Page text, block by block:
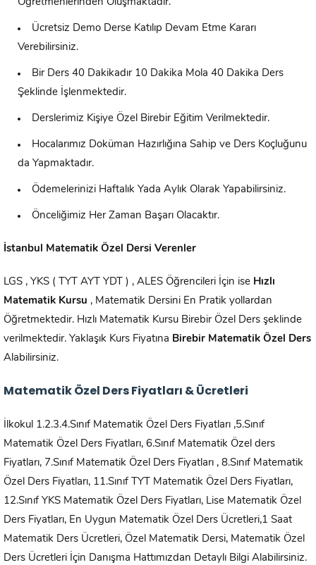
Öğretmenlerinden Oluşmaktadır.
Ücretsiz Demo Derse Katılıp Devam Etme Kararı
Verebilirsiniz.
Bir Ders 40 Dakikadır 10 Dakika Mola 40 Dakika Ders
Şeklinde İşlenmektedir.
Derslerimiz Kişiye Özel Birebir Eğitim Verilmektedir.
Hocalarımız Doküman Hazırlığına Sahip ve Ders Koçluğunu
da Yapmaktadır.
Ödemelerinizi Haftalık Yada Aylık Olarak Yapabilirsiniz.
Önceliğimiz Her Zaman Başarı Olacaktır.
İstanbul Matematik Özel Dersi Verenler
LGS , YKS ( TYT AYT YDT ) , ALES Öğrencileri İçin ise Hızlı
Matematik Kursu , Matematik Dersini En Pratik yollardan
Öğretmektedir. Hızlı Matematik Kursu Birebir Özel Ders şeklinde
verilmektedir. Yaklaşık Kurs Fiyatına Birebir Matematik Özel Ders
Alabilirsiniz.
Matematik Özel Ders Fiyatları & Ücretleri
İlkokul 1.2.3.4.Sınıf Matematik Özel Ders Fiyatları ,5.Sınıf
Matematik Özel Ders Fiyatları, 6.Sınıf Matematik Özel ders
Fiyatları, 7.Sınıf Matematik Özel Ders Fiyatları , 8.Sınıf Matematik
Özel Ders Fiyatları, 11.Sınıf TYT Matematik Özel Ders Fiyatları,
12.Sınıf YKS Matematik Özel Ders Fiyatları, Lise Matematik Özel
Ders Fiyatları, En Uygun Matematik Özel Ders Ücretleri,1 Saat
Matematik Ders Ücretleri, Özel Matematik Dersi, Matematik Özel
Ders Ücretleri İçin Danışma Hattımızdan Detaylı Bilgi Alabilirsiniz.